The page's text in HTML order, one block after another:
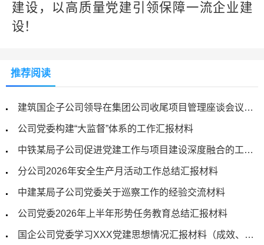
建设，以高质量党建引领保障一流企业建
设！
推荐阅读
建筑国企子公司领导在集团公司收尾项目管理座谈会议上的经验交流材料
公司党委构建“大监督”体系的工作汇报材料
中铁某局子公司促进党建工作与项目建设深度融合的工作汇报材料
分公司2026年安全生产月活动工作总结汇报材料
中建某局子公司党委关于巡察工作的经验交流材料
公司党委2026年上半年形势任务教育总结汇报材料
国企公司党委学习XXX党建思想情况汇报材料（成效、问题及措施）